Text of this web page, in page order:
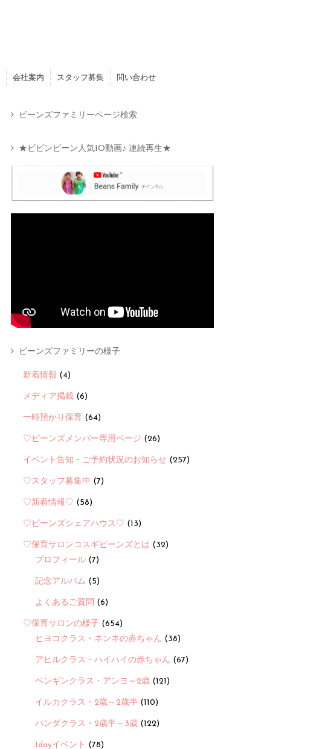
会社案内 スタッフ募集 問い合わせ
ビーンズファミリーページ検索
★ビビンビーン人気10動画♪ 連続再生★
ビーンズファミリーの様子
新着情報 (4)
メディア掲載 (6)
一時預かり保育 (64)
♡ビーンズメンバー専用ページ (26)
イベント告知・ご予約状況のお知らせ (257)
♡スタッフ募集中 (7)
♡新着情報♡ (58)
♡ビーンズシェアハウス♡ (13)
♡保育サロンコスギビーンズとは (32)
プロフィール (7)
記念アルバム (5)
よくあるご質問 (6)
♡保育サロンの様子 (654)
ヒヨコクラス・ネンネの赤ちゃん (38)
アヒルクラス・ハイハイの赤ちゃん (67)
ペンギンクラス・アンヨ～2歳 (121)
イルカクラス・2歳～2歳半 (110)
パンダクラス・2歳半～3歳 (122)
1dayイベント (78)